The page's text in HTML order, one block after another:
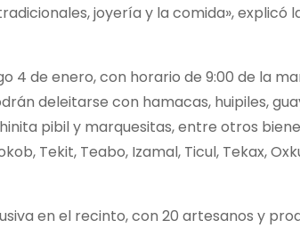
joyería y la comida», explicó
4 de enero, con horario de 9:00 de la
deleitarse con hamacas, huipiles,
pibil y marquesitas, entre otros
Tekit, Teabo, Izamal, Ticul, Tekax,
en el recinto, con 20 artesanos y